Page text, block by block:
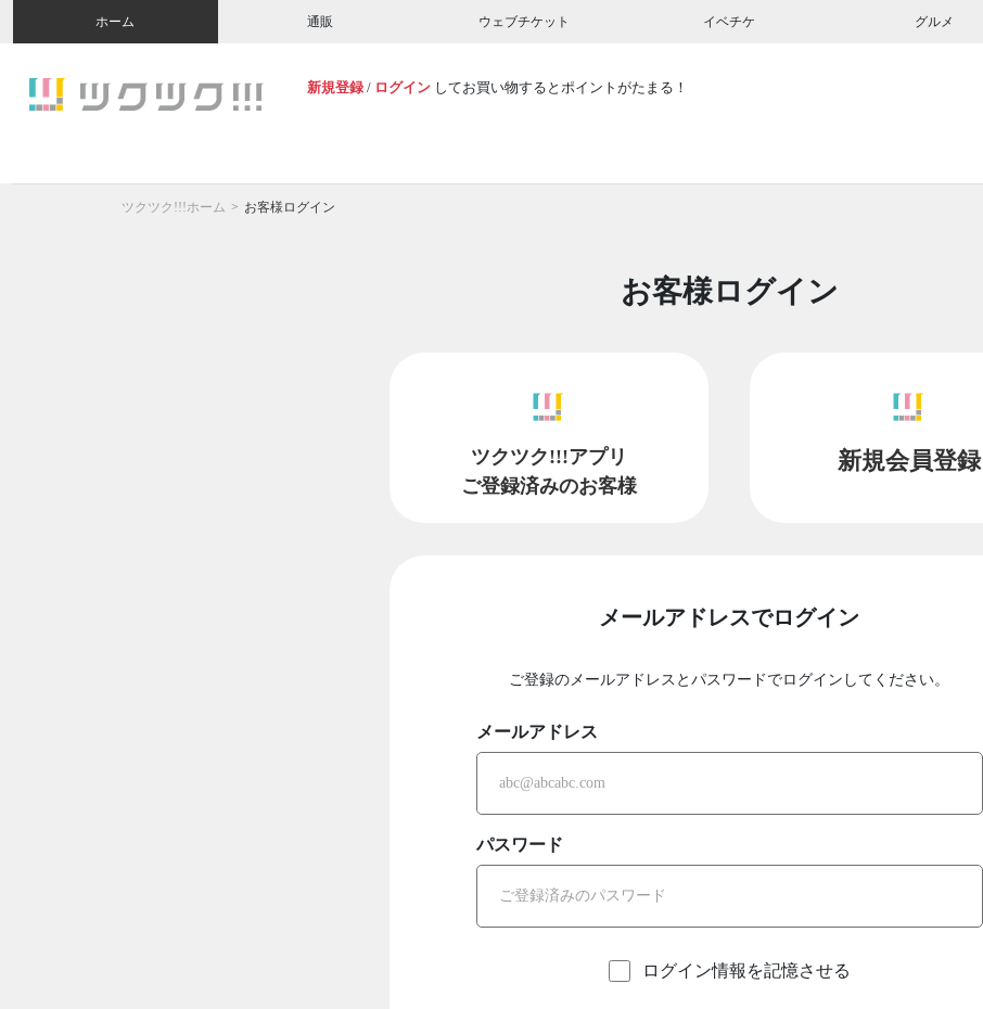
ホーム 通販 ウェブチケット イベチケ グルメ
新規登録 / ログイン してお買い物するとポイントがたまる！
ツクツク!!!ホーム お客様ログイン
お客様ログイン
ツクツク!!!アプリ
ご登録済みのお客様
新規会員登録
メールアドレスでログイン
ご登録のメールアドレスとパスワードでログインしてください。
メールアドレス
パスワード
ログイン情報を記憶させる